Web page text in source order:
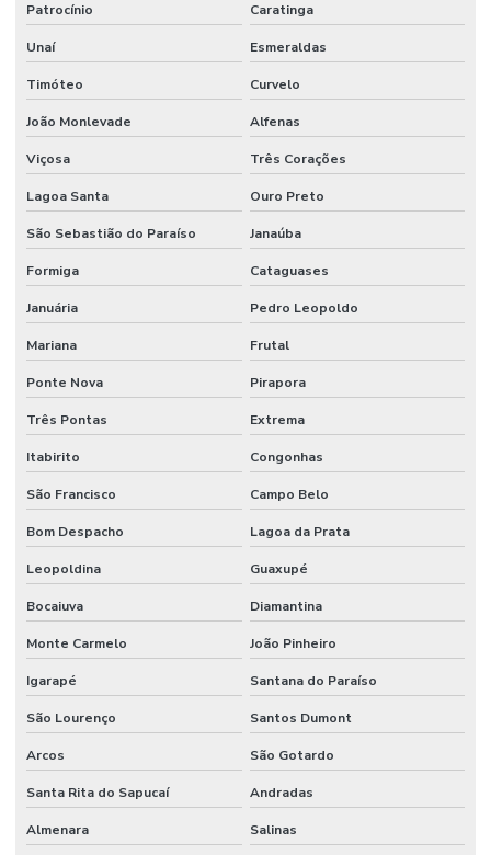
Sistema de incêndio empresa
Sistema de incêndio endereçável
Sistema contra incêndio hidrantes
Sistema contra incêndio hidráulico
Sistema contra incêndio industrial
Sistema de incêndio industrial
Sistema de prevenção contra incêndio
Sistema preventivo de incêndio
Sistema de proteção e combate a incêndio
Sistema de proteção contra descargas atmosféricas
Sistema de proteção contra incêndio
Sistema de sprinkler
Sistema de supressão de incêndio
Sistema vesda anti incêndio
Sistemas hidráulicos industriais
Tubulação de agua industrial
Tubulação para coifa industrial
Patrocínio Caratinga
Unaí Esmeraldas
Timóteo Curvelo
João Monlevade Alfenas
Viçosa Três Corações
Lagoa Santa Ouro Preto
São Sebastião do Paraíso Janaúba
Formiga Cataguases
Januária Pedro Leopoldo
Mariana Frutal
Ponte Nova Pirapora
Três Pontas Extrema
Itabirito Congonhas
São Francisco Campo Belo
Bom Despacho Lagoa da Prata
Leopoldina Guaxupé
Bocaiuva Diamantina
Monte Carmelo João Pinheiro
Igarapé Santana do Paraíso
São Lourenço Santos Dumont
Arcos São Gotardo
Santa Rita do Sapucaí Andradas
Almenara Salinas